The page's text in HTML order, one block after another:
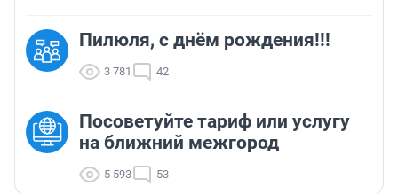
Пилюля, с днём рождения!!!
3 781 42
Посоветуйте тариф или услугу
на ближний межгород
5 593 53